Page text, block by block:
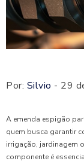
Por: Silvio - 29
A emenda espigão
quem busca garantir
irrigação, jardinagem
componente é